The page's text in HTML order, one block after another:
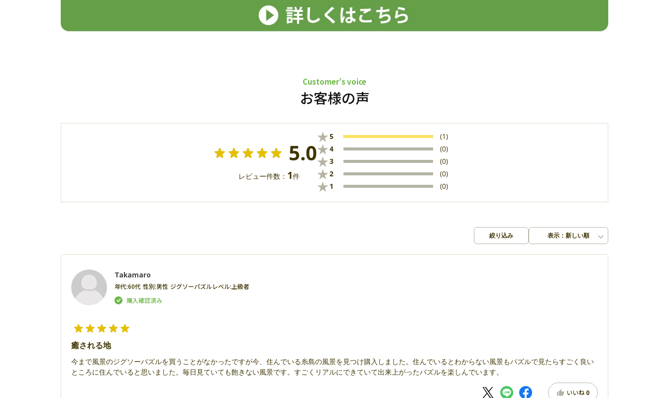
Customer’s voice
お客様の声
5.0
レビュー件数： 1件
★5 (1)
★4 (0)
★3 (0)
★2 (0)
★ 1 (0)
絞り込み 表示：新しい順
Takamaro
年代:60代 性別:男性 ジグソーパズルレベル: 上級者
癒される地
今まで風景のジグソーパズルを買うことがなかったですが今、住んでいる糸島の風景を見つけ購入しました。住んでいるとわからない風景もパズルで見たらすごく良い
ところに住んでいると思いました。毎日見ていても飽きない風景です。すごくリアルにできていて出来上がったパズルを楽しんでいます。
いいね 0